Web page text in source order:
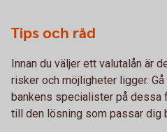
Tips och råd
Innan du väljer ett valutalån är
risker och möjligheter ligger.
bankens specialister på dessa
till den lösning som passar dig